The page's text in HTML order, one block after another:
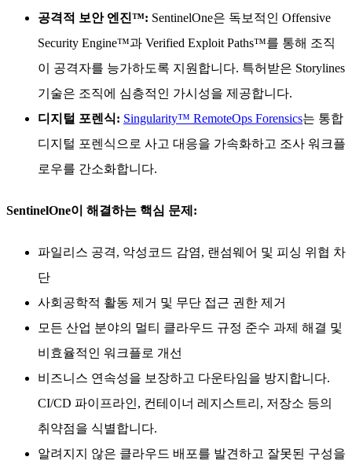
공격적 보안 엔진™: SentinelOne은 독보적인 Offensive
Security Engine™과 Verified Exploit Paths™를 통해 조직
이 공격자를 능가하도록 지원합니다. 특허받은 Storylines
기술은 조직에 심층적인 가시성을 제공합니다.
디지털 포렌식: Singularity™ RemoteOps Forensics는 통합
디지털 포렌식으로 사고 대응을 가속화하고 조사 워크플
로우를 간소화합니다.
SentinelOne이 해결하는 핵심 문제:
파일리스 공격, 악성코드 감염, 랜섬웨어 및 피싱 위협 차
단
사회공학적 활동 제거 및 무단 접근 권한 제거
모든 산업 분야의 멀티 클라우드 규정 준수 과제 해결 및
비효율적인 워크플로 개선
비즈니스 연속성을 보장하고 다운타임을 방지합니다.
CI/CD 파이프라인, 컨테이너 레지스트리, 저장소 등의
취약점을 식별합니다.
알려지지 않은 클라우드 배포를 발견하고 잘못된 구성을